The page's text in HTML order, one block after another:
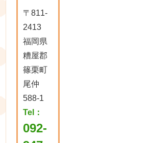
〒811-
2413
福岡県
糟屋郡
篠栗町
尾仲
588-1
Tel：
092-